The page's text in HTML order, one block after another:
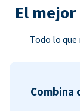
El
Todo lo que
Combina